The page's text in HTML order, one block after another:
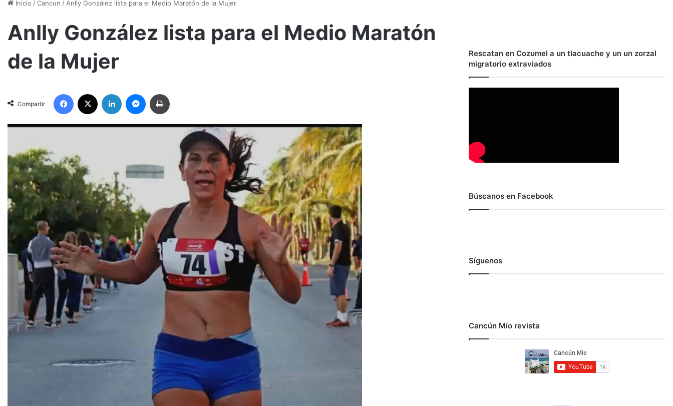
Inicio /Cancun / Anlly González lista para el Medio Maratón de la Mujer
Anlly González lista para el Medio Maratón
de la Mujer
Compartir
Facebook LinkedIn Messenger
Rescatan en Cozumel a un tlacuache y un un zorzal
migratorio extraviados
Búscanos en Facebook
Síguenos
Cancún Mío revista